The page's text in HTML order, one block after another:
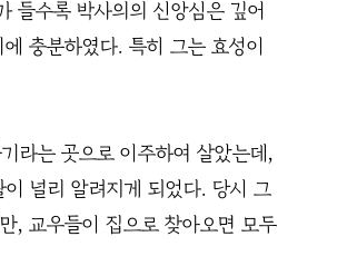
들수록 박사의의 신앙심은 깊어
충분하였다. 특히 그는 효성이
라는 곳으로 이주하여 살았는데,
널리 알려지게 되었다. 당시 그
, 교우들이 집으로 찾아오면 모두